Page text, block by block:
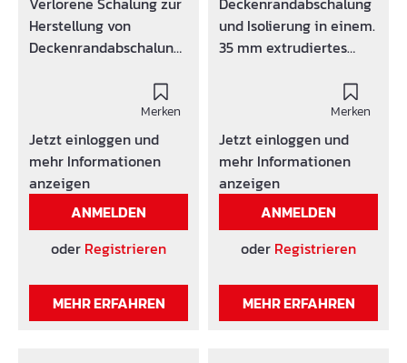
Material wie das VIBA
Schalbrett (Trapezleiste
mehr Stabilität, keine
Herstellung von
Deckenrandabschalung
HolzbetonplatteElemen
t - Länge: 1600 mm
andere Längen auf
AnfrageMaterial -
Stärke: 10 oder 14 mm
Vorteile: verlorene
Schalung muss nicht
mehr ausgeschalt
Montage durch
Schrauben oder Nägel
Merken
Jetzt einloggen und
mehr Informationen
anzeigen
ANMELDEN
oder Registrieren
MEHR ERFAHREN
und Isolierung in einem.
35 mm extrudiertes
Faserzement (Breite 10
cm) Elemente mit Nut
und Feder.
Standardmäßig in 1
oder 2 Meter
Elementen, andere
Längen auf Anfrage
Merken
Jetzt einloggen und
mehr Informationen
anzeigen
ANMELDEN
oder Registrieren
MEHR ERFAHREN